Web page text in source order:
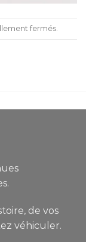
fermés.
de vos
véhiculer.